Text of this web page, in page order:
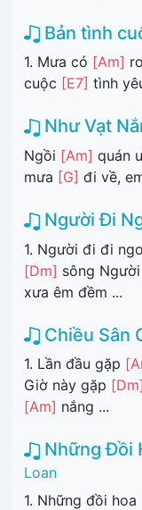
Bản tình
1. Mưa có [Am]
cuộc [E7] tình
Như Vạt
Ngồi [Am] quán
mưa [G] đi về,
Người Đi
1. Người đi đi
[Dm] sông
xưa êm đềm ...
Chiều Sân
1. Lần đầu gặp
Giờ này gặp [Dm]
[Am] nắng ...
Những Đồi
Loan
1. Những đồi hoa